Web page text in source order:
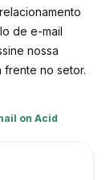
de e-mail
nossa
frente no setor.
on Acid